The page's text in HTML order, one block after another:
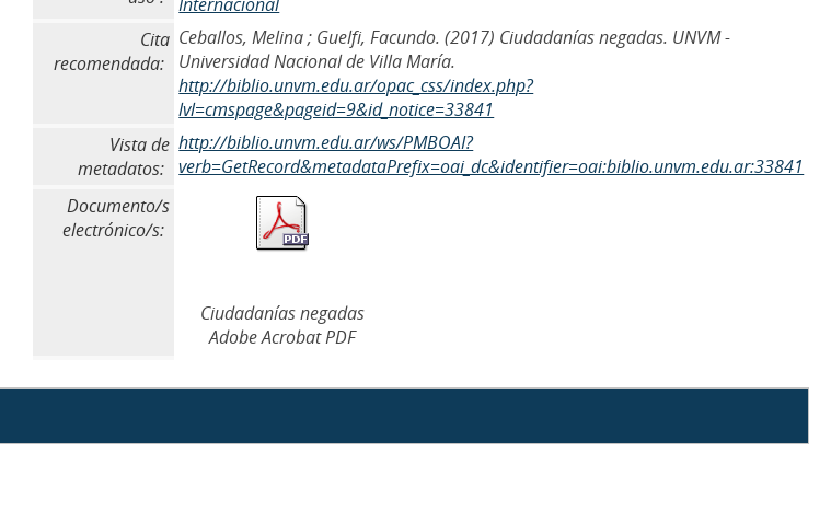
Cita
recomendada:
Ceballos, Melina ; Guelfi, Facundo. (2017) Ciudadanías negadas. UNVM -
Universidad Nacional de Villa María.
http://biblio.unvm.edu.ar/opac_css/index.php?
lvl=cmspage&pageid=9&id_notice=33841
Vista de
metadatos:
http://biblio.unvm.edu.ar/ws/PMBOAI?
verb=GetRecord&metadataPrefix=oai_dc&identifier=oai:biblio.unvm.edu.ar:33841
Documento/s
electrónico/s:
Ciudadanías negadas
Adobe Acrobat PDF